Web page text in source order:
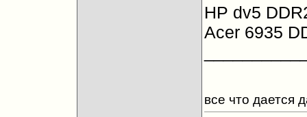
HP dv5
Acer 6935
все что дается